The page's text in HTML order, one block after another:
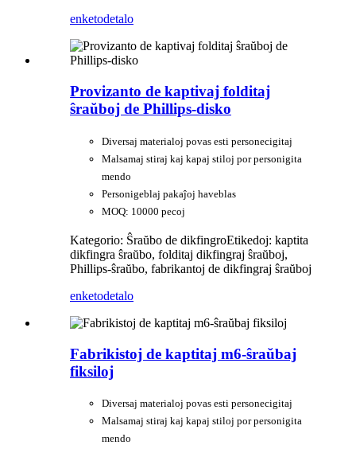
enketodetalo
Provizanto de kaptivaj folditaj
ŝraŭboj de Phillips-disko
Diversaj materialoj povas esti personecigitaj
Malsamaj stiraj kaj kapaj stiloj por personigita
mendo
Personigeblaj pakaĵoj haveblas
MOQ: 10000 pecoj
Kategorio: Ŝraŭbo de dikfingroEtikedoj: kaptita
dikfingra ŝraŭbo, folditaj dikfingraj ŝraŭboj,
Phillips-ŝraŭbo, fabrikantoj de dikfingraj ŝraŭboj
enketodetalo
Fabrikistoj de kaptitaj m6-ŝraŭbaj
fiksiloj
Diversaj materialoj povas esti personecigitaj
Malsamaj stiraj kaj kapaj stiloj por personigita
mendo